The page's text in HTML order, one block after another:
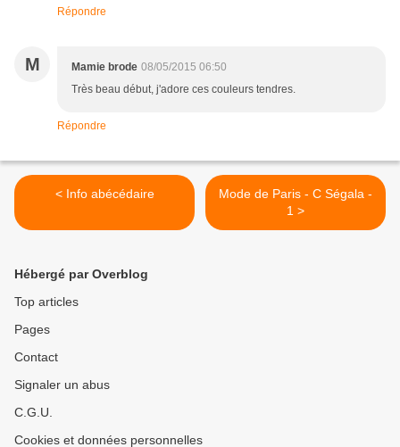
Répondre
M Mamie brode 08/05/2015 06:50
Très beau début, j'adore ces couleurs tendres.
Répondre
< Info abécédaire
Mode de Paris - C Ségala -
1 >
Hébergé par Overblog
Top articles
Pages
Contact
Signaler un abus
C.G.U.
Cookies et données personnelles